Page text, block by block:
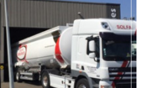
EN SAVOIR +